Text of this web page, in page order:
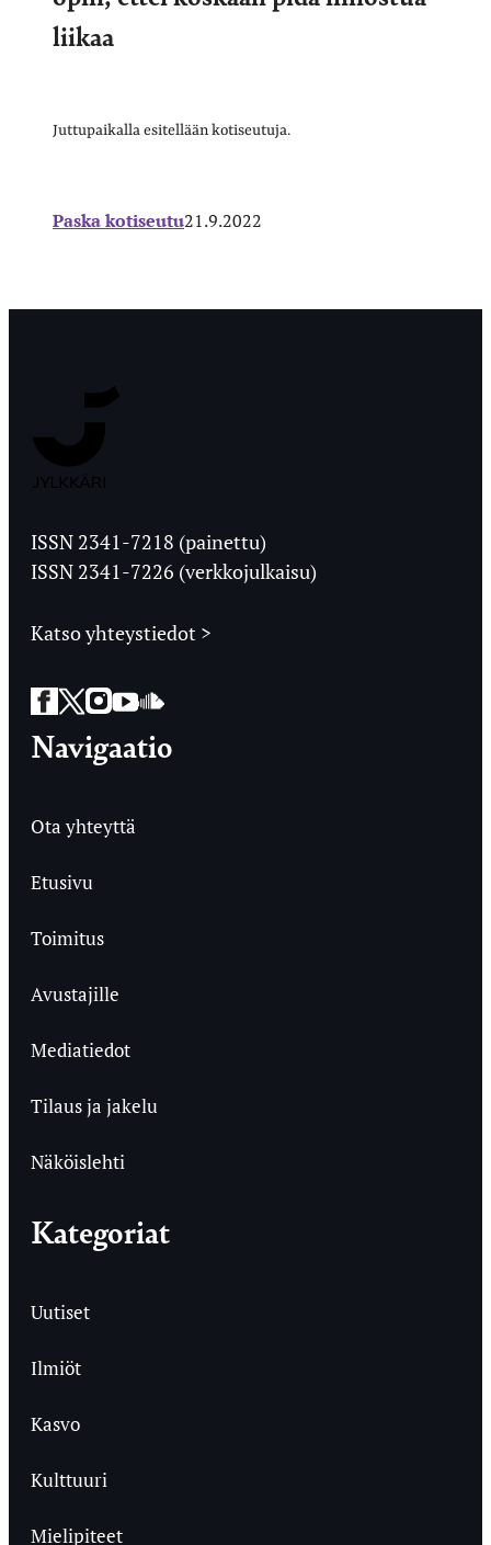
liikaa
Juttupaikalla esitellään kotiseutuja.
Paska kotiseutu21.9.2022
Ylioppilaslehti
ISSN 2341-7218 (painettu)
ISSN 2341-7226 (verkkojulkaisu)
Katso yhteystiedot >
Facebook
Twitter
Instagram
YouTube
SoundCloud
Navigaatio
Ota yhteyttä
Etusivu
Toimitus
Avustajille
Mediatiedot
Tilaus ja jakelu
Näköislehti
Kategoriat
Uutiset
Ilmiöt
Kasvo
Kulttuuri
Mielipiteet